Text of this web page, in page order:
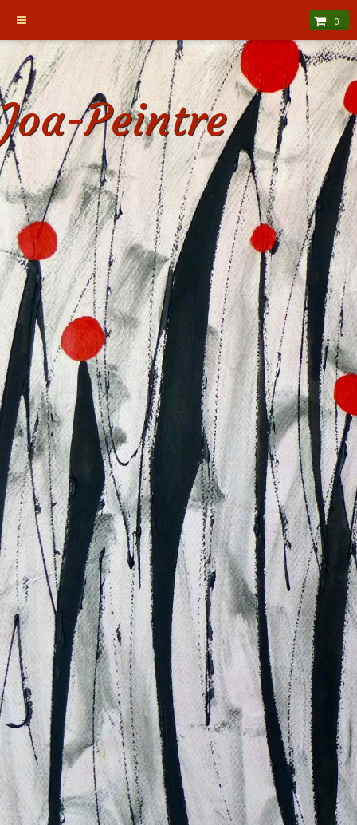
0
Joa-Peintre